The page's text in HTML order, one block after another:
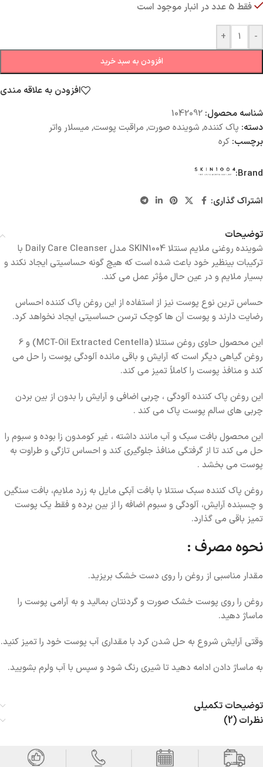
فقط 5 عدد در انبار موجود است
-
+
افزودن به سبد خرید
افزودن به علاقه مندی
شناسه محصول: 1042092
دسته: پاک کننده, شوینده صورت, مراقبت پوست, میسلار واتر
برچسب: کره
Brand:
اشتراک گذاری:
توضیحات
شوینده روغنی ملایم سنتلا SKIN1004 مدل Daily Care Cleanser با
ترکیبات بینظیر خود باعث شده است که هیچ گونه حساسیتی ایجاد نکند و
بسیار ملایم و در عین حال مؤثر عمل می کند.
حساس ترین نوع پوست نیز از استفاده از این روغن پاک کننده احساس
رضایت دارند و پوست آن ها کوچک ترسن حساسیتی ایجاد نخواهد کرد.
این محصول حاوی روغن سنتلا (MCT-Oil Extracted Centella) و 6
روغن گیاهی دیگر است که آرایش و باقی مانده آلودگی پوست را حل می
کند و منافذ پوست را کاملاً تمیز می کند.
این روغن پاک کننده آلودگی ، چربی اضافی و آرایش را بدون از بین بردن
چربی های سالم پوست پاک می کند .
این محصول بافت سبک و آب مانند داشته ، غیر کومدون زا بوده و سبوم را
حل می کند تا از گرفتگی منافذ جلوگیری کند و احساس تازگی و طراوت به
پوست می بخشد .
روغن پاک کننده سبک سنتلا با بافت آبکی مایل به زرد ملایم، بافت سنگین
و چسبنده آرایش، آلودگی و سبوم اضافه را از بین برده و فقط یک پوست
تمیز باقی می گذارد.
نحوه مصرف :
مقدار مناسبی از روغن را روی دست خشک بریزید.
روغن را روی پوست خشک صورت و گردنتان بمالید و به آرامی پوست را
ماساژ دهید.
وقتی آرایش شروع به حل شدن کرد با مقداری آب پوست خود را تمیز کنید.
به ماساژ دادن ادامه دهید تا شیری رنگ شود و سپس با آب ولرم بشویید.
توضیحات تکمیلی
نظرات (2)